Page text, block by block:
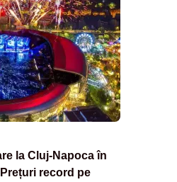
la Cluj-Napoca în
record pe